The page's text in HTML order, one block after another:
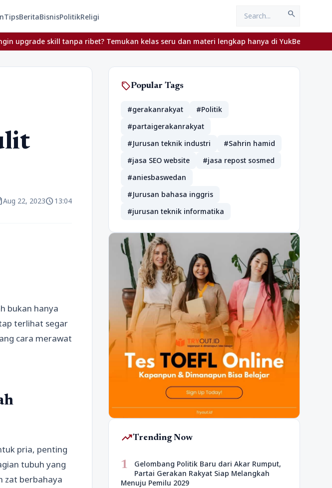
TipsBeritaBisnisPolitikReligi search
skill tanpa ribet? Temukan kelas seru dan materi lengkap hanya di YukBelajar.com. Mulai
Aug 22, 2023schedule13:04
bukan hanya
terlihat segar
cara merawat
pria, penting
tubuh yang
zat berbahaya
sellPopular Tags
#gerakanrakyat
#Politik
#partaigerakanrakyat
#Jurusan teknik industri
#Sahrin hamid
#jasa SEO website
#jasa repost sosmed
#aniesbaswedan
#Jurusan bahasa inggris
#jurusan teknik informatika
trending_upTrending Now
1
Gelombang Politik Baru dari Akar Rumput,
Partai Gerakan Rakyat Siap Melangkah
Menuju Pemilu 2029